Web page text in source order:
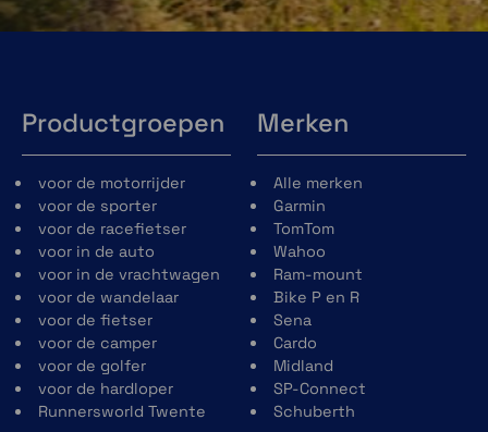
Naadloze connectiviteit
mobiele verbinding van je smartphone
wanneer die beschikbaar is, en schakelt
wereldwijd Iridium® satellietnetwerk wanneer
je buiten het mobiele dekkingsbereik komt.
Groepsberichten
Met de Garmin Messenger app ondersteunt
de inReach verbinding threading en
Productgroepen
voor de motorrijder
voor de sporter
voor de racefietser
voor in de auto
voor in de vrachtwagen
voor de wandelaar
voor de fietser
voor de camper
voor de golfer
voor de hardloper
Runnersworld Twente
Merken
Alle merken
Garmin
TomTom
Wahoo
Ram-mount
Bike P en R
Sena
Cardo
Midland
SP-Connect
Schuberth